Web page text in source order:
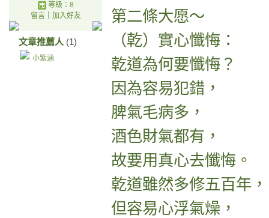
等級：8
留言｜ 加入好友
文章推薦人 (1)
小紫涵
第二條大愿～
（乾）實心懺悔：
乾道為何要懺悔？
因為容易犯錯，
脾氣毛病多，
酒色財氣都有，
故要用真心去懺悔。
乾道雖然多修五百年，
但容易心浮氣燥，